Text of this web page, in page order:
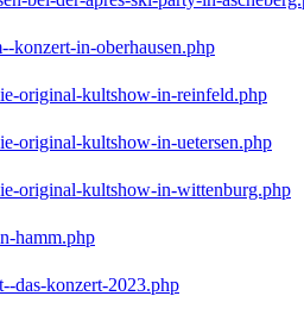
konzert-in-oberhausen.php
original-kultshow-in-reinfeld.php
original-kultshow-in-uetersen.php
original-kultshow-in-wittenburg.php
hamm.php
das-konzert-2023.php